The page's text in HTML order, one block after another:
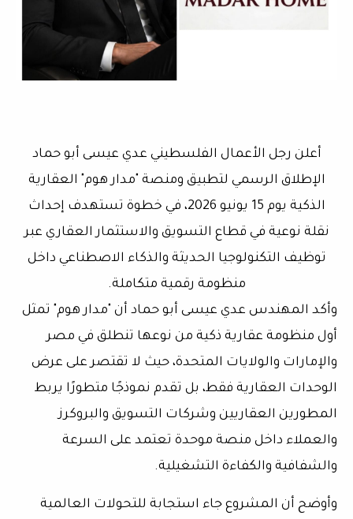
أعلن رجل الأعمال الفلسطيني عدي عيسى أبو حماد
الإطلاق الرسمي لتطبيق ومنصة "مدار هوم" العقارية
الذكية يوم 15 يونيو 2026، في خطوة تستهدف إحداث
نقلة نوعية في قطاع التسويق والاستثمار العقاري عبر
توظيف التكنولوجيا الحديثة والذكاء الاصطناعي داخل
منظومة رقمية متكاملة.
وأكد المهندس عدي عيسى أبو حماد أن "مدار هوم" تمثل
أول منظومة عقارية ذكية من نوعها تنطلق في مصر
والإمارات والولايات المتحدة، حيث لا تقتصر على عرض
الوحدات العقارية فقط، بل تقدم نموذجًا متطورًا يربط
المطورين العقاريين وشركات التسويق والبروكرز
والعملاء داخل منصة موحدة تعتمد على السرعة
والشفافية والكفاءة التشغيلية.
وأوضح أن المشروع جاء استجابة للتحولات العالمية